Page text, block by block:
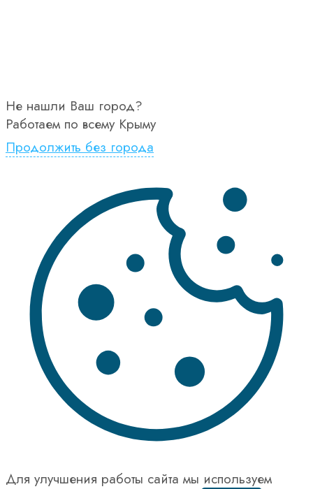
Не нашли Ваш город?
Работаем по всему Крыму
Продолжить без города
Для улучшения работы сайта мы используем